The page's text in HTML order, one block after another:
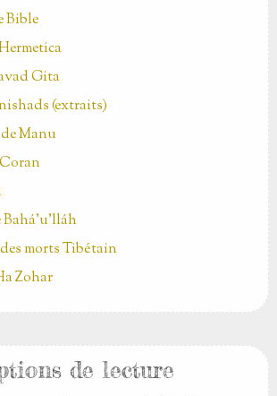
Bible
Gita
(extraits)
Manu
morts Tibétain
Zohar
de lecture